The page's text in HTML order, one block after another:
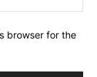
browser for the